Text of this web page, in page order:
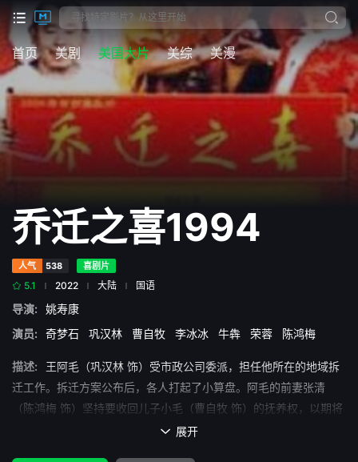
首页 美剧 美国大片 美综 美漫
乔迁之喜1994
人气 538 喜剧片
5.1 2022 大陆 国语
导演:
姚寿康
演员:
奇梦石 巩汉林 曹自牧 李冰冰 牛犇 荣蓉 陈鸿梅
描述:
王阿毛（巩汉林 饰）受市政公司委派，担任他所在的地域拆
迁工作。拆迁方案公布后，各人打起了小算盘。阿毛的前妻张清
（陈鸿梅 饰）坚持要收回儿子小毛（曹自牧 饰）的抚养权，以期将
来按两人分房。盲人李医生（奇梦石 饰）为分到高层无法继续行医
 展开